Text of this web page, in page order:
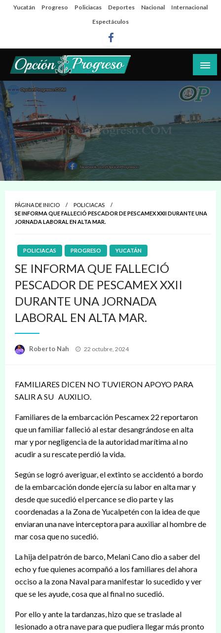
SaltaYucatán Progreso Policiacas Deportes Nacional
Internacional
Espectáculos
Opción Progreso
Las noticias del día a día del puerto
PÁGINA DE INICIO
POLICIACAS
SE INFORMA QUE FALLECIÓ PESCADOR DE PESCAMEX XXII DURANTE UNA
JORNADA LABORAL EN ALTA MAR.
POLICIACAS PROGRESO YUCATÁN
SE INFORMA QUE FALLECIÓ
PESCADOR DE PESCAMEX XXII
DURANTE UNA JORNADA
LABORAL EN ALTA MAR.
Roberto Nah
Publicado
22 octubre, 2024
FAMILIARES DICEN NO TUVIERON APOYO PARA
SALIR A SU AUXILIO.
Familiares de la embarcación Pescamex 22 reportaron
que un familiar falleció al estar desangrándose en alta
mar y por negligencia de la autoridad marítima al no
acudir a su rescate perdió la vida.
Según se logró averiguar, el extinto se accidentó a bordo
de la embarcación donde ejercía su labor en alta mar y
desde que sucedió el percance se dio parte y las
coordenadas a la Zona de Yucalpetén con la idea de que
enviaran una nave interceptora para auxiliar al hombre de
mar cosa que no sucedió.
La hija del patrón de barco, Melani Cano dio a saber del
echo y fue quienes acompañó a los familiares del ahora
occiso a la zona Naval para manifestar lo sucedido y ver
que se les ayude, cosa que al final no sucedió.
Por ello y ante la tardanzas, hizo que se traslade al
lesionado a otra nave para que pudiera llegar más pronto